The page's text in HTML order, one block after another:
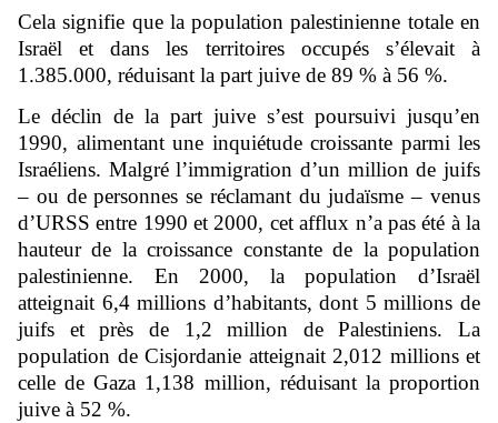
Cela signifie que la population palestinienne totale en
Israël et dans les territoires occupés s’élevait à
1.385.000, réduisant la part juive de 89 % à 56 %.
Le déclin de la part juive s’est poursuivi jusqu’en
1990, alimentant une inquiétude croissante parmi les
Israéliens. Malgré l’immigration d’un million de juifs
– ou de personnes se réclamant du judaïsme – venus
d’URSS entre 1990 et 2000, cet afflux n’a pas été à la
hauteur de la croissance constante de la population
palestinienne. En 2000, la population d’Israël
atteignait 6,4 millions d’habitants, dont 5 millions de
juifs et près de 1,2 million de Palestiniens. La
population de Cisjordanie atteignait 2,012 millions et
celle de Gaza 1,138 million, réduisant la proportion
juive à 52 %.